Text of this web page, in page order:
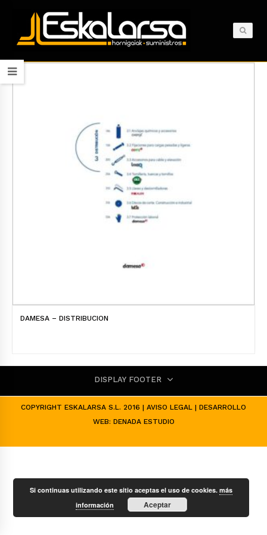
DAMESA – DISTRIBUCION
DISPLAY FOOTER
COPYRIGHT ESKALARSA S.L. 2016 | AVISO LEGAL | DESARROLLO
WEB: DENADA ESTUDIO
Si continuas utilizando este sitio aceptas el uso de cookies.más
información
Aceptar